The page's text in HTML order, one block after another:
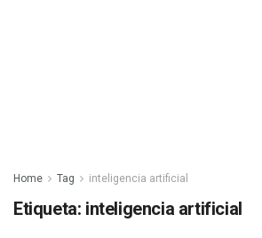
Home Tag inteligencia artificial
Etiqueta: inteligencia artificial